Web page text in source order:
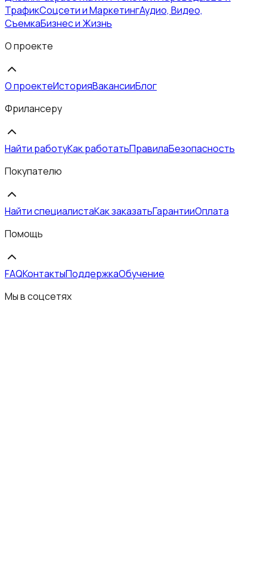
ТрафикСоцсети и МаркетингАудио, Видео,
СъемкаБизнес и Жизнь
О проекте
О проектеИсторияВакансииБлог
Фрилансеру
Найти работуКак работатьПравилаБезопасность
Покупателю
Найти специалистаКак заказатьГарантииОплата
Помощь
FAQКонтактыПоддержкаОбучение
Мы в соцсетях